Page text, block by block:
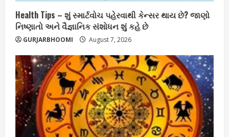
Health Tips – શું સ્માર્ટવોચ પહેરવાથી કેન્સર થાય છે? જાણો
નિષ્ણાતો અને વૈજ્ઞાનિક સંશોધન શું કહે છે
GURJARBHOOMI August 7, 2026